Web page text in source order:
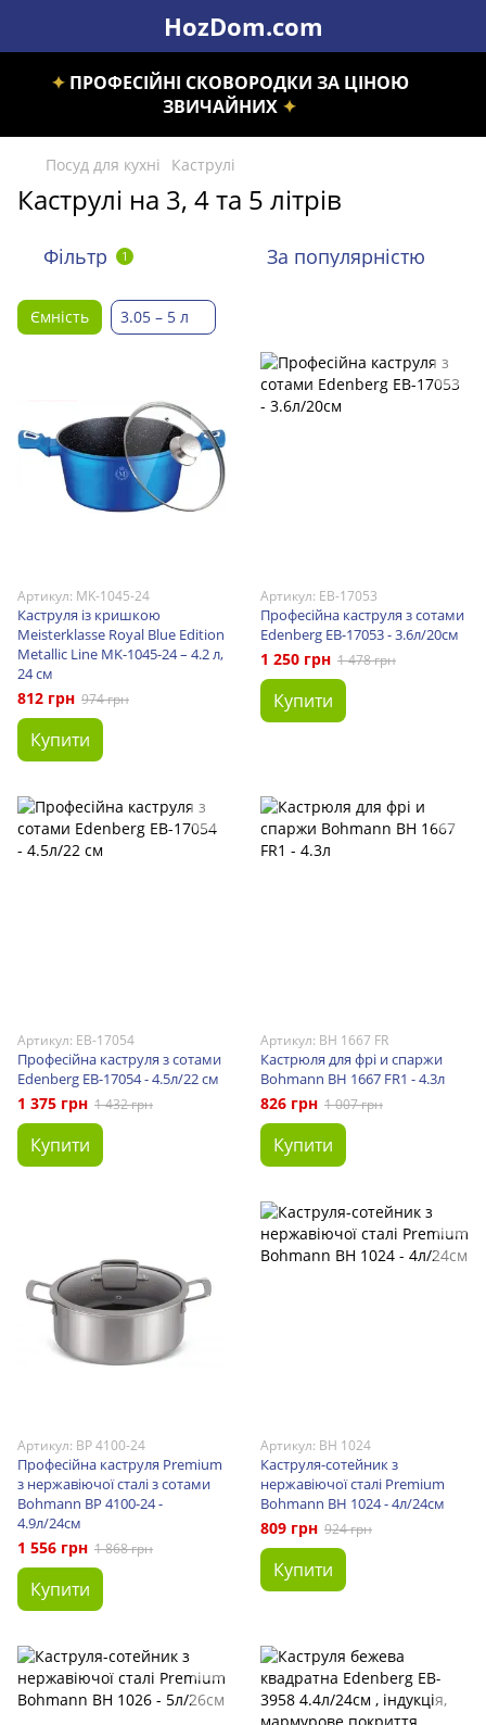
HozDom.com
✦ПРОФЕСІЙНІ СКОВОРОДКИ ЗА ЦІНОЮ
ЗВИЧАЙНИХ ✦
Посуд для кухні Каструлі
Каструлі на 3, 4 та 5 літрів
Фільтр 1 За популярністю
Ємність 3.05 – 5 л
Артикул: MK-1045-24
Каструля із кришкою
Meisterklasse Royal Blue Edition
Metallic Line MK-1045-24 – 4.2 л,
24 см
812 грн 974 грн
Купити
Артикул: EB-17053
Професійна каструля з сотами
Edenberg EB-17053 - 3.6л/20см
1 250 грн 1 478 грн
Купити
Артикул: EB-17054
Професійна каструля з сотами
Edenberg EB-17054 - 4.5л/22 см
1 375 грн 1 432 грн
Купити
Артикул: BH 1667 FR
Кастрюля для фрі и спаржи
Bohmann BH 1667 FR1 - 4.3л
826 грн 1 007 грн
Купити
Артикул: BP 4100-24
Професійна каструля Premium
з нержавіючої сталі з сотами
Bohmann BP 4100-24 -
4.9л/24см
1 556 грн 1 868 грн
Купити
Артикул: BH 1024
Каструля-сотейник з
нержавіючої сталі Premium
Bohmann BH 1024 - 4л/24см
809 грн 924 грн
Купити